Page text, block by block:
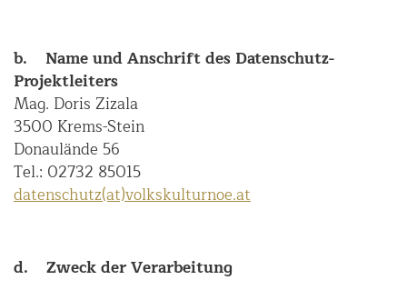
b. Name und Anschrift des Datenschutz-
Projektleiters
Mag. Doris Zizala
3500 Krems-Stein
Donaulände 56
Tel.: 02732 85015
datenschutz(at)volkskulturnoe.at
d. Zweck der Verarbeitung